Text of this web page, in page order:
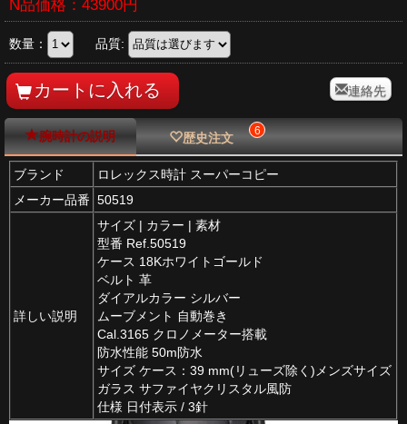
N品価格： 43900円
数量： 品質:
連絡先
腕時計の説明 歴史注文 6
ブランド
ロレックス時計 スーパーコピー
メーカー品番 50519
詳しい説明
サイズ | カラー | 素材
型番 Ref.50519
ケース 18Kホワイトゴールド
ベルト 革
ダイアルカラー シルバー
ムーブメント 自動巻き
Cal.3165 クロノメーター搭載
防水性能 50m防水
サイズ ケース：39 mm(リューズ除く)メンズサイズ
ガラス サファイヤクリスタル風防
仕様 日付表示 / 3針